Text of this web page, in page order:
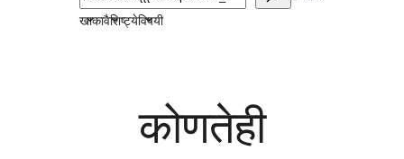
खाकावैशिष्ट्येविषयी
कोणतेही